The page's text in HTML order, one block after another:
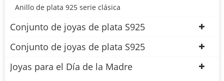
Anillo de plata 925 serie clásica
Conjunto de joyas de plata S925
Conjunto de joyas de plata S925
Joyas para el Día de la Madre